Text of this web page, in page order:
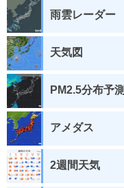
雨雲レーダー
天気図
PM2.5分布予測
アメダス
2週間天気